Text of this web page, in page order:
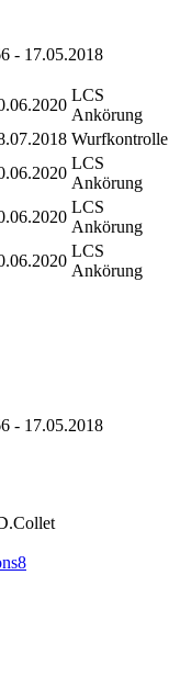
- 17.05.2018
LCS
Ankörung
Wurfkontrolle
LCS
Ankörung
LCS
Ankörung
LCS
Ankörung
- 17.05.2018